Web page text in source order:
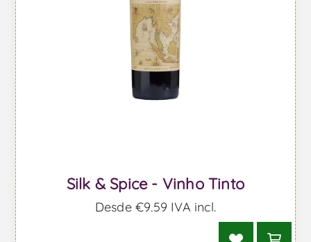
Silk & Spice - Vinho Tinto
Desde €9,59 IVA incl.